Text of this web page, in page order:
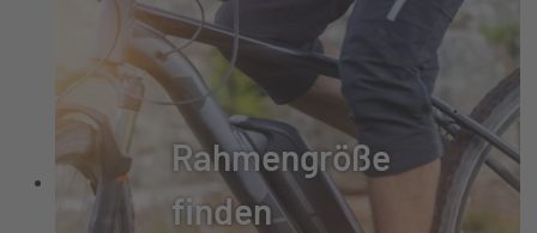
Rahmengröße
finden